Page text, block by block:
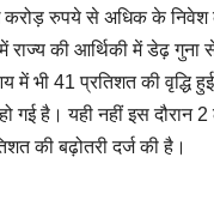
रुपये से अधिक के निवेश
राज्य की आर्थिकी में डेढ़ गुना
में भी 41 प्रतिशत की वृद्धि
गई है। यही नहीं इस दौरान
की बढ़ोतरी दर्ज की है।